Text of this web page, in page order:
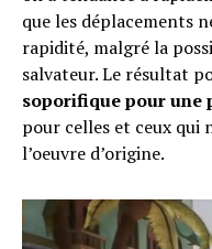
que les déplacements
rapidité, malgré la
salvateur. Le résultat
soporifique pour une
pour celles et ceux qui
l’oeuvre d’origine.